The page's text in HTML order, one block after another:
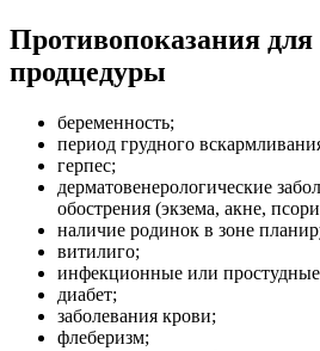
Противопоказания
продцедуры
беременность;
период грудного
герпес;
дерматовенерологические
обострения (экзема, акне,
наличие родинок в зоне
витилиго;
инфекционные или простудные
диабет;
заболевания крови;
флеберизм;